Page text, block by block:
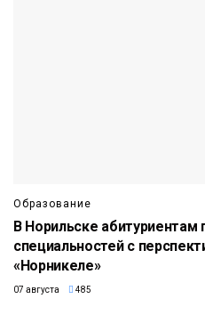
Образование
В Норильске абитуриентам
специальностей с
«Норникеле»
07 августа 485